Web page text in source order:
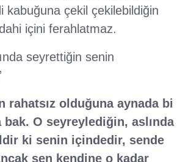
kabuğuna çekil çekilebildiğin
içini ferahlatmaz.
seyrettiğin senin
rahatsız olduğuna aynada bi
bak. O seyreylediğin, aslında
ki senin içindedir, sende
sen kendine o kadar